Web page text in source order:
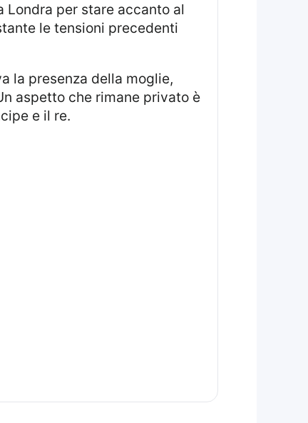
per stare accanto al
le tensioni precedenti
la presenza della moglie,
aspetto che rimane privato è
e il re.